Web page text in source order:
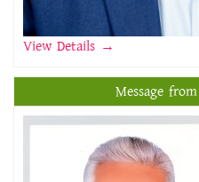
View Details →
Message